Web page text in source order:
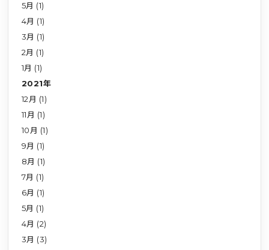
5月 (1)
4月 (1)
3月 (1)
2月 (1)
1月 (1)
2021年
12月 (1)
11月 (1)
10月 (1)
9月 (1)
8月 (1)
7月 (1)
6月 (1)
5月 (1)
4月 (2)
3月 (3)